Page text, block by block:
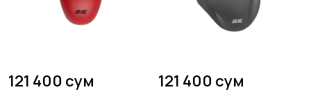
121 400 сум 121 400 сум